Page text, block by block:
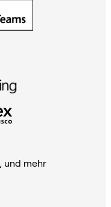
und mehr